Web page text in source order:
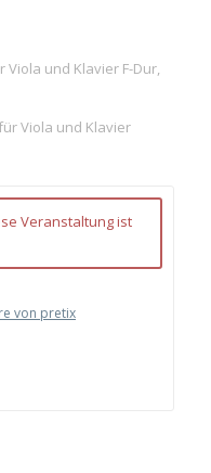
Viola und Klavier F-Dur,
Viola und Klavier
Veranstaltung ist
von pretix